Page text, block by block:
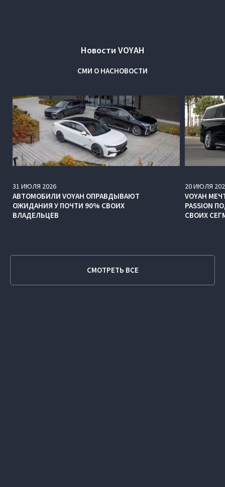
Новости VOYAH
СМИ О НАСНОВОСТИ
31 ИЮЛЯ 2026
АВТОМОБИЛИ VOYAH ОПРАВДЫВАЮТ
ОЖИДАНИЯ У ПОЧТИ 90% СВОИХ
ВЛАДЕЛЬЦЕВ
20ИЮЛЯ
VOYAH
PASSION
СВОИХ
СМОТРЕТЬ ВСЕ